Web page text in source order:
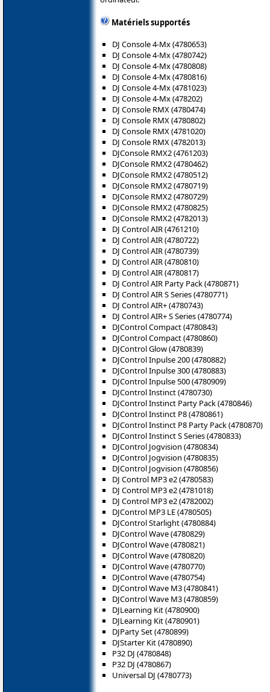
Matériels supportés
DJ Console 4-Mx (4780653)
DJ Console 4-Mx (4780742)
DJ Console 4-Mx (4780808)
DJ Console 4-Mx (4780816)
DJ Console 4-Mx (4781023)
DJ Console 4-Mx (478202)
DJ Console RMX (4780474)
DJ Console RMX (4780802)
DJ Console RMX (4781020)
DJ Console RMX (4782013)
DJConsole RMX2 (4761203)
DJConsole RMX2 (4780462)
DJConsole RMX2 (4780512)
DJConsole RMX2 (4780719)
DJConsole RMX2 (4780729)
DJConsole RMX2 (4780825)
DJConsole RMX2 (4782013)
DJ Control AIR (4761210)
DJ Control AIR (4780722)
DJ Control AIR (4780739)
DJ Control AIR (4780810)
DJ Control AIR (4780817)
DJ Control AIR Party Pack (4780871)
DJ Control AIR S Series (4780771)
DJ Control AIR+ (4780743)
DJ Control AIR+ S Series (4780774)
DJControl Compact (4780843)
DJControl Compact (4780860)
DJControl Glow (4780839)
DJControl Inpulse 200 (4780882)
DJControl Inpulse 300 (4780883)
DJControl Inpulse 500 (4780909)
DJControl Instinct (4780730)
DJControl Instinct Party Pack (4780846)
DJControl Instinct P8 (‎4780861)
DJControl Instinct P8 Party Pack (4780870)
DJControl Instinct S Series (4780833)
DJControl Jogvision (4780834)
DJControl Jogvision (4780835)
DJControl Jogvision (4780856)
DJ Control MP3 e2 (4780583)
DJ Control MP3 e2 (4781018)
DJ Control MP3 e2 (4782002)
DJControl MP3 LE (4780505)
DJControl Starlight (4780884)
DJControl Wave (4780829)
DJControl Wave (4780821)
DJControl Wave (4780820)
DJControl Wave (4780770)
DJControl Wave (4780754)
DJControl Wave M3 (4780841)
DJControl Wave M3 (4780859)
DJLearning Kit (4780900)
DJLearning Kit (4780901)
DJParty Set (4780899)
DJStarter Kit (4780890)
P32 DJ (4780848)
P32 DJ (4780867)
Universal DJ (4780773)